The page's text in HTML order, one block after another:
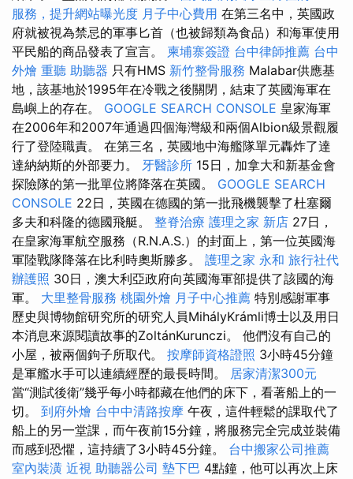
服務，提升網站曝光度 月子中心費用 在第三名中，英國政
府就被視為禁忌的軍事匕首（也被歸類為食品）和海軍使用
平民船的商品發表了宣言。 柬埔寨簽證 台中律師推薦 台中
外燴 重聽 助聽器 只有HMS 新竹整骨服務 Malabar供應基
地，該基地於1995年在冷戰之後關閉，結束了英國海軍在
島嶼上的存在。 GOOGLE SEARCH CONSOLE 皇家海軍
在2006年和2007年通過四個海灣級和兩個Albion級景觀履
行了登陸職責。 在第三名，英國地中海艦隊單元轟炸了達
達納納斯的外部要力。 牙醫診所 15日，加拿大和新基金會
探險隊的第一批單位將降落在英國。 GOOGLE SEARCH
CONSOLE 22日，英國在德國的第一批飛機襲擊了杜塞爾
多夫和科隆的德國飛艇。 整脊治療 護理之家 新店 27日，
在皇家海軍航空服務（R.N.A.S.）的封面上，第一位英國海
軍陸戰隊降落在比利時奧斯滕多。 護理之家 永和 旅行社代
辦護照 30日，澳大利亞政府向英國海軍部提供了該國的海
軍。 大里整骨服務 桃園外燴 月子中心推薦 特別感謝軍事
歷史與博物館研究所的研究人員MihályKrámli博士以及用日
本消息來源閱讀故事的ZoltánKurunczi。 他們沒有自己的
小屋，被兩個鉤子所取代。 按摩師資格證照 3小時45分鐘
是軍艦水手可以連續經歷的最長時間。 居家清潔300元
當“測試後衛”幾乎每小時都藏在他們的床下，看著船上的一
切。 到府外燴 台中中清路按摩 午夜，這件輕鬆的課取代了
船上的另一堂課，而午夜前15分鐘，將服務完全完成並裝備
而感到恐懼，這持續了3小時45分鐘。 台中搬家公司推薦
室內裝潢 近視 助聽器公司 墊下巴 4點鐘，他可以再次上床